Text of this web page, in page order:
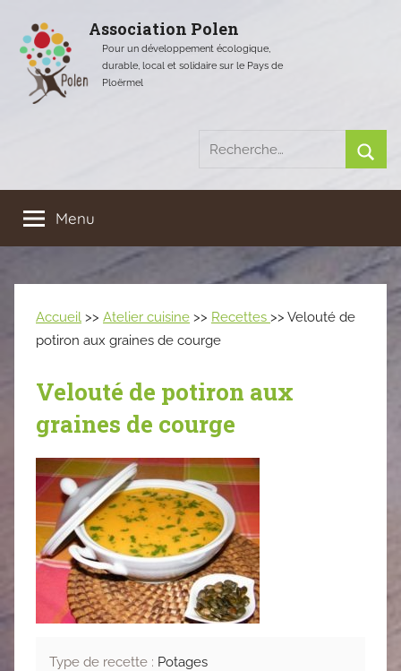
contenu
Association Polen
Pour un développement écologique,
durable, local et solidaire sur le Pays de
Ploërmel
Recherche
:
Menu
Accueil >> Atelier cuisine >> Recettes >> Velouté de
potiron aux graines de courge
Velouté de potiron aux
graines de courge
Type de recette : Potages